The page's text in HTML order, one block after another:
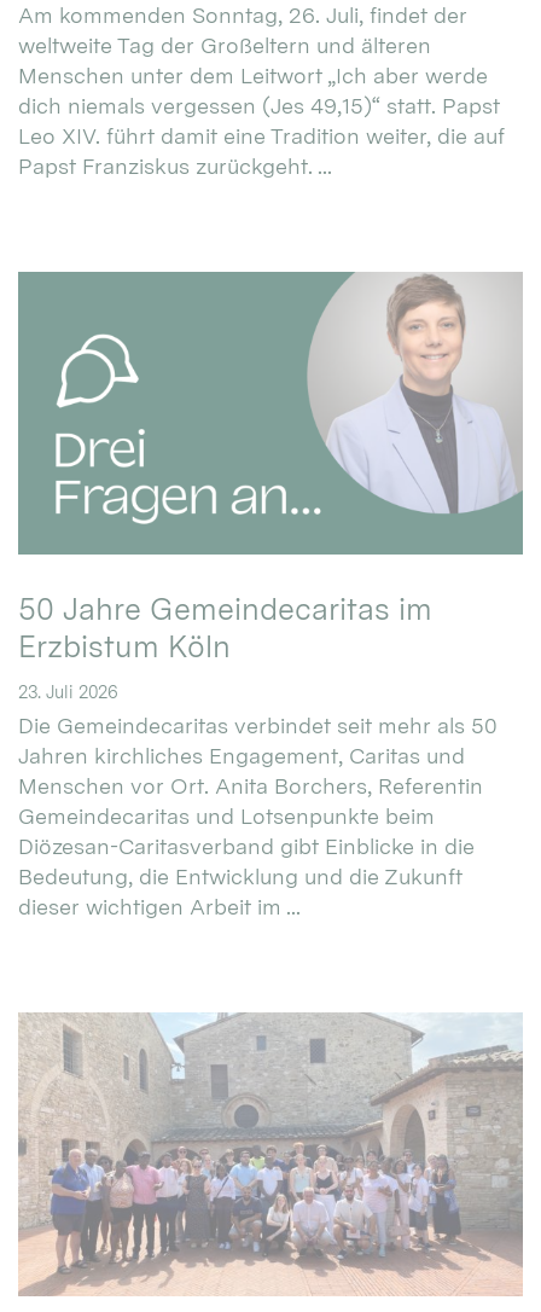
Am kommenden Sonntag, 26. Juli, findet der
weltweite Tag der Großeltern und älteren
Menschen unter dem Leitwort „Ich aber werde
dich niemals vergessen (Jes 49,15)“ statt. Papst
Leo XIV. führt damit eine Tradition weiter, die auf
Papst Franziskus zurückgeht. ...
50 Jahre Gemeindecaritas im
Erzbistum Köln
23. Juli 2026
Die Gemeindecaritas verbindet seit mehr als 50
Jahren kirchliches Engagement, Caritas und
Menschen vor Ort. Anita Borchers, Referentin
Gemeindecaritas und Lotsenpunkte beim
Diözesan-Caritasverband gibt Einblicke in die
Bedeutung, die Entwicklung und die Zukunft
dieser wichtigen Arbeit im ...